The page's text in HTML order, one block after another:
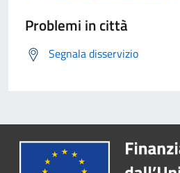
Problemi in città
Segnala disservizio